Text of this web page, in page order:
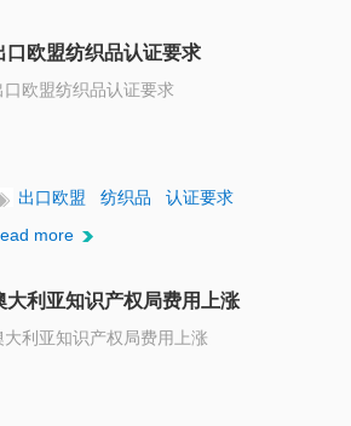
口欧盟纺织品认证要求
口欧盟纺织品认证要求
出口欧盟 纺织品
认证要求
more
大利亚知识产权局费用上涨
大利亚知识产权局费用上涨